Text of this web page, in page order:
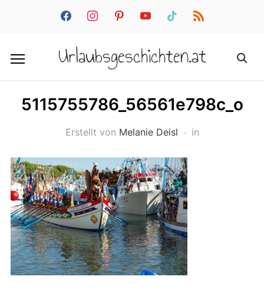
facebookinstagrampinterestyoutube tiktok rss
Urlaubsgeschichten.at
5115755786_56561e798c_o
Erstellt von Melanie Deisl in